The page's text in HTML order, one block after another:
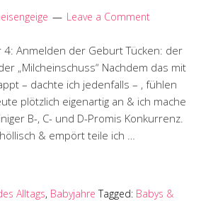
Leave a Comment
4: Anmelden der Geburt Tücken: der
„Milcheinschuss“ Nachdem das mit
– dachte ich jedenfalls – , fühlen
plötzlich eigenartig an & ich mache
B-, C- und D-Promis Konkurrenz.
& empört teile ich …
Alltags, Babyjahre Tagged: Babys &